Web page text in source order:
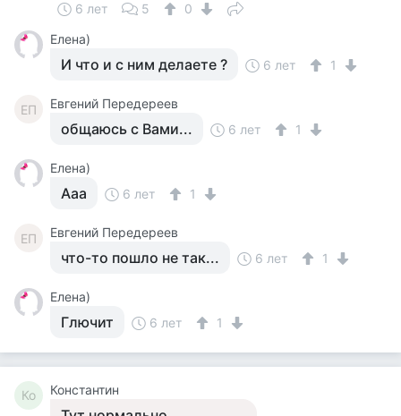
6 лет 5
0
Елена)
И что и с ним делаете ? 6 лет 1
ЕП Евгений Передереев
общаюсь с Вами... 6 лет 1
Елена)
Ааа 6 лет 1
ЕП Евгений Передереев
что-то пошло не так... 6 лет 1
Елена)
Глючит 6 лет 1
Ко Константин